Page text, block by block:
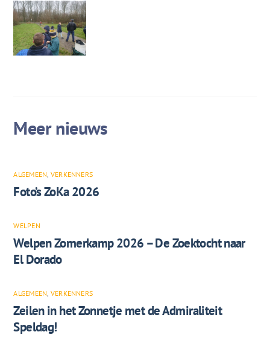
ALGEMEEN VERKENNERS
Foto’s ZoKa 2026
WELPEN
Welpen Zomerkamp 2026 – De Zoektocht naar
El Dorado
ALGEMEEN VERKENNERS
Zeilen in het Zonnetje met de Admiraliteit
Speldag!